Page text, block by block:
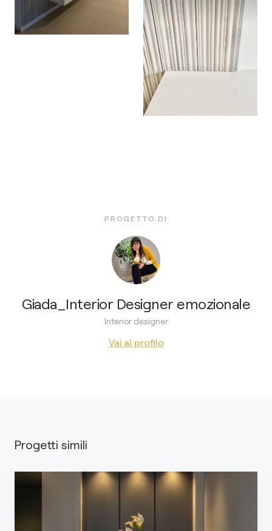
PROGETTO DI
Giada_Interior Designer emozionale
Interior designer
Vai al profilo
Progetti simili